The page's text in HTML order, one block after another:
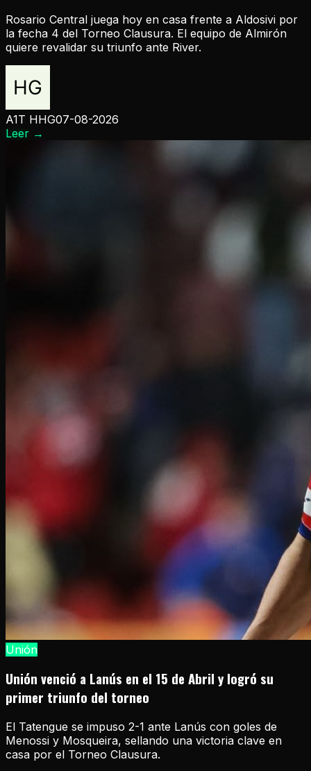
Rosario Central juega hoy en casa frente a Aldosivi por
la fecha 4 del Torneo Clausura. El equipo de Almirón
quiere revalidar su triunfo ante River.
A1T HHG07-08-2026
Leer →
Unión
Unión venció a Lanús en el 15 de Abril y logró su
primer triunfo del torneo
El Tatengue se impuso 2-1 ante Lanús con goles de
Menossi y Mosqueira, sellando una victoria clave en
casa por el Torneo Clausura.